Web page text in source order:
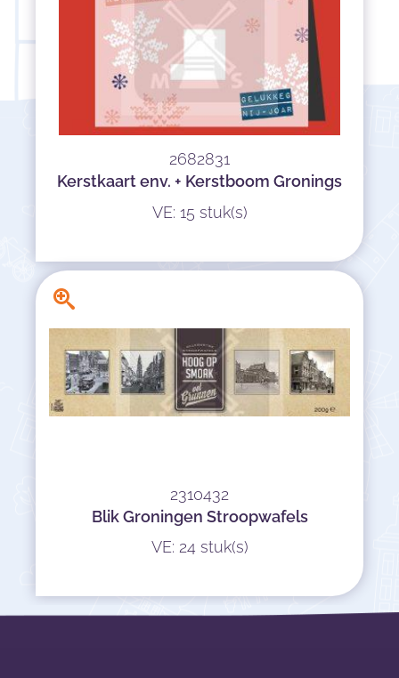
2682831
Kerstkaart env. + Kerstboom Gronings
VE: 15 stuk(s)
2310432
Blik Groningen Stroopwafels
VE: 24 stuk(s)